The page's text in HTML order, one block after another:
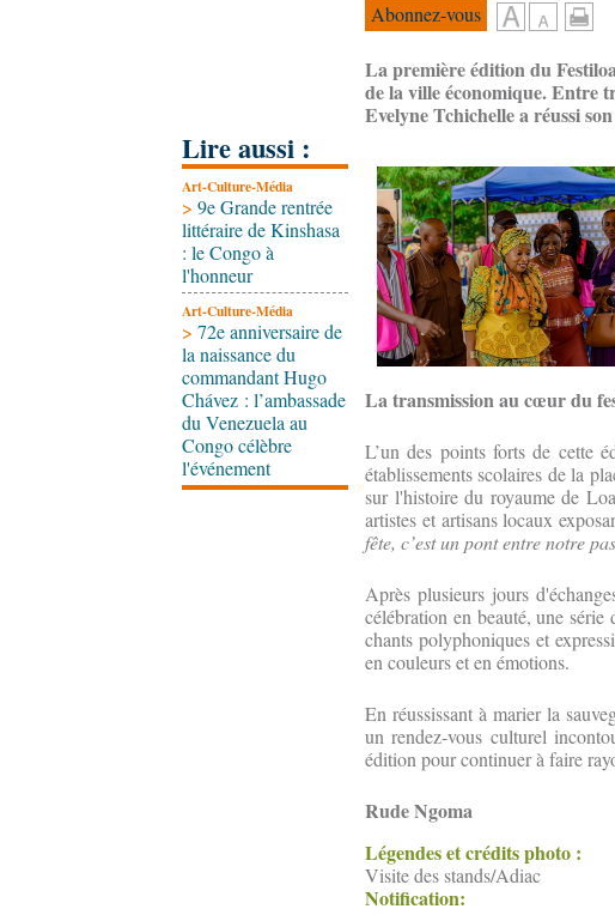
Lire aussi :
Art-Culture-Média
> 9e Grande rentrée
littéraire de Kinshasa
: le Congo à
l'honneur
Art-Culture-Média
> 72e anniversaire de
la naissance du
commandant Hugo
Chávez : l’ambassade
du Venezuela au
Congo célèbre
l'événement
Abonnez-vous
La première édition du
de la ville économique. Entre
Evelyne Tchichelle a réussi
La transmission au cœur du
L’un des points forts de cette
établissements scolaires de la
sur l'histoire du royaume de
artistes et artisans locaux
fête, c’est un pont entre notre
Après plusieurs jours
célébration en beauté, une série
chants polyphoniques et
en couleurs et en émotions.
En réussissant à marier la
un rendez-vous culturel
édition pour continuer à faire
Rude Ngoma
Légendes et crédits photo :
Visite des stands/Adiac
Notification: